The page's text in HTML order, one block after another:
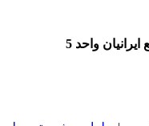
واحد 5